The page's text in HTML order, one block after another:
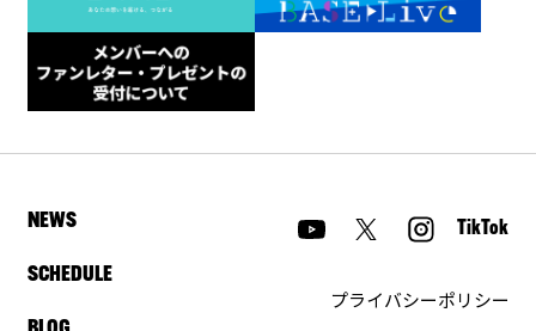
NEWS
SCHEDULE
TikTok
プライバシーポリシー